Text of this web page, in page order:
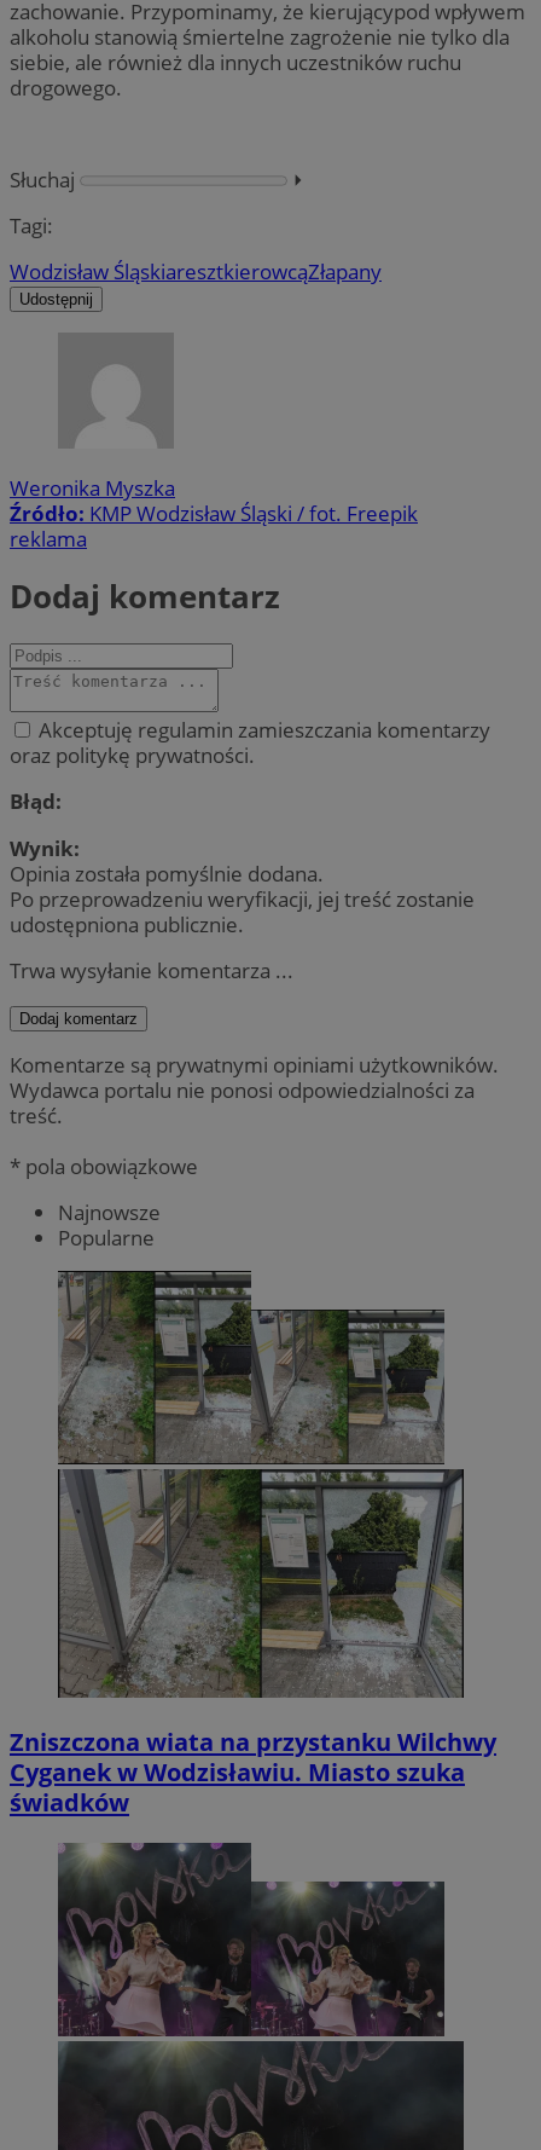
zachowanie. Przypominamy, że kierującypod wpływem
alkoholu stanowią śmiertelne zagrożenie nie tylko dla
siebie, ale również dla innych uczestników ruchu
drogowego.
Słuchaj
⏵︎
Tagi:
Wodzisław ŚląskiaresztkierowcąZłapany
Udostępnij
Weronika Myszka
Źródło: KMP Wodzisław Śląski / fot. Freepik
reklama
Dodaj komentarz
Akceptuję regulamin zamieszczania komentarzy
oraz politykę prywatności.
Błąd:
Wynik:
Opinia została pomyślnie dodana.
Po przeprowadzeniu weryfikacji, jej treść zostanie
udostępniona publicznie.
Trwa wysyłanie komentarza ...
Dodaj komentarz
Komentarze są prywatnymi opiniami użytkowników.
Wydawca portalu nie ponosi odpowiedzialności za
treść.
* pola obowiązkowe
Najnowsze
Popularne
Zniszczona wiata na przystanku Wilchwy
Cyganek w Wodzisławiu. Miasto szuka
świadków